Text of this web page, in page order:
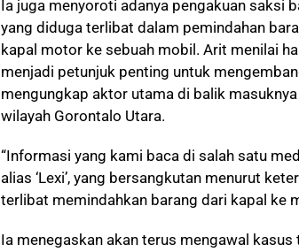
Ia juga menyoroti adanya pengakuan saksi
yang diduga terlibat dalam pemindahan
kapal motor ke sebuah mobil. Arit menilai
menjadi petunjuk penting untuk
mengungkap aktor utama di balik
wilayah Gorontalo Utara.
“Informasi yang kami baca di salah satu
alias ‘Lexi’, yang bersangkutan menurut
terlibat memindahkan barang dari kapal ke
Ia menegaskan akan terus mengawal